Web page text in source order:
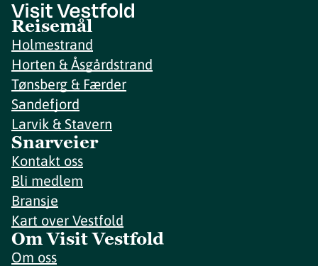
Reisemål
Holmestrand
Horten & Åsgårdstrand
Tønsberg & Færder
Sandefjord
Larvik & Stavern
Snarveier
Kontakt oss
Bli medlem
Bransje
Kart over Vestfold
Om Visit Vestfold
Om oss